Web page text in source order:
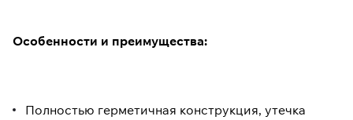
Особенности и преимущества:
Полностью герметичная конструкция, утечка